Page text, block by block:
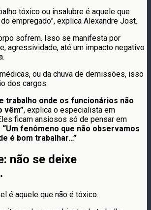
tóxico ou insalubre é aquele que
empregado”, explica Alexandre Jost.
sofrem. Isso se manifesta por
agressividade, até um impacto negativo
ou da chuva de demissões, isso
dos cargos.
trabalho onde os funcionários não
vêm”, explica o especialista em
ficam ansiosos só de pensar em
“Um fenômeno que não observamos
é bom trabalhar…”
não se deixe
é aquele que não é tóxico.